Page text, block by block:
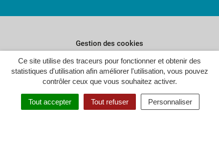
Ce site utilise des traceurs pour fonctionner et obtenir des
statistiques d'utilisation afin améliorer l'utilisation, vous pouvez
contrôler ceux que vous souhaitez activer.
Tout accepter Tout refuser Personnaliser
Gestion des cookies
Plan du site
Politique de confidentialité
Crédits